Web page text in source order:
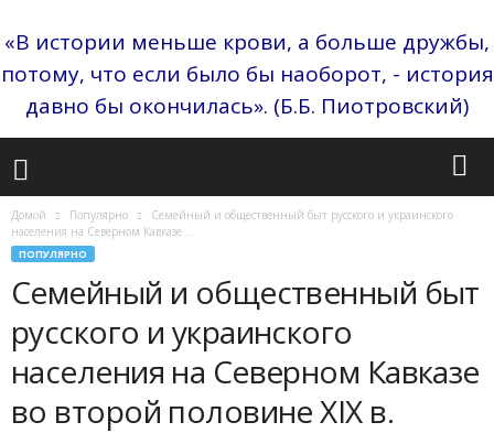
«В истории меньше крови, а больше дружбы,
потому, что если было бы наоборот, - история
давно бы окончилась». (Б.Б. Пиотровский)
Домой Популярно
Семейный и общественный быт русского и украинского
населения на Северном Кавказе ...
ПОПУЛЯРНО
Семейный и общественный быт
русского и украинского
населения на Северном Кавказе
во второй половине XIX в.